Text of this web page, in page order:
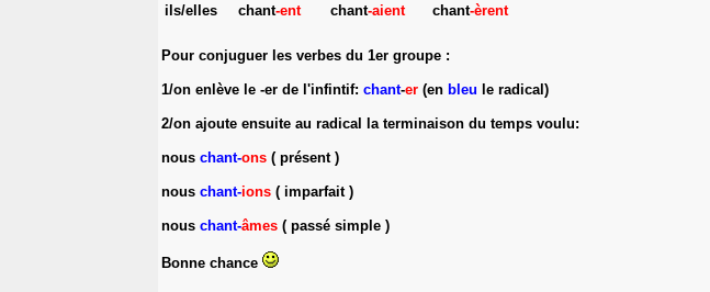
ils/elles chant-ent chant-aient chant-èrent
Pour conjuguer les verbes du 1er groupe :
1/on enlève le -er de l'infintif: chant-er (en bleu le radical)
2/on ajoute ensuite au radical la terminaison du temps voulu:
nous chant-ons ( présent )
nous chant-ions ( imparfait )
nous chant-âmes ( passé simple )
Bonne chance